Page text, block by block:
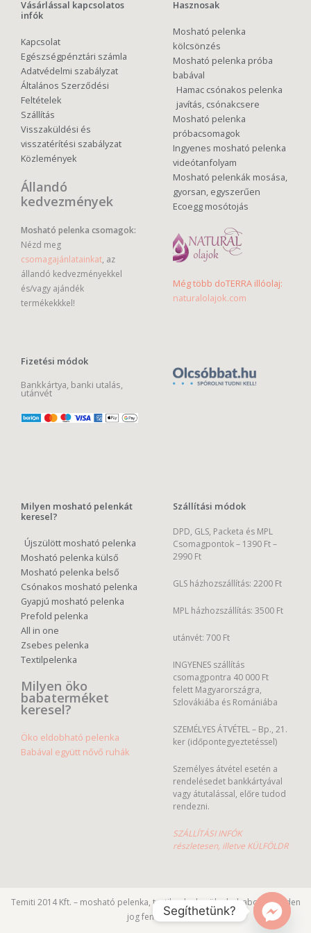
Vásárlással kapcsolatos
infók
Kapcsolat
Egészségpénztári számla
Adatvédelmi szabályzat
Általános Szerződési
Feltételek
Szállítás
Visszaküldési és
visszatérítési szabályzat
Közlemények
Állandó
kedvezmények
Mosható pelenka csomagok:
Nézd meg
csomagajánlatainkat, az
állandó kedvezményekkel
és/vagy ajándék
termékekkkel!
Fizetési módok
Bankkártya, banki utalás,
utánvét
Hasznosak
Mosható pelenka
kölcsönzés
Mosható pelenka próba
babával
Hamac csónakos pelenka
javítás, csónakcsere
Mosható pelenka
próbacsomagok
Ingyenes mosható pelenka
videótanfolyam
Mosható pelenkák mosása,
gyorsan, egyszerűen
Ecoegg mosótojás
Még több doTERRA illóolaj:
naturalolajok.com
Milyen mosható pelenkát
keresel?
Újszülött mosható pelenka
Mosható pelenka külső
Mosható pelenka belső
Csónakos mosható pelenka
Gyapjú mosható pelenka
Prefold pelenka
All in one
Zsebes pelenka
Textilpelenka
Milyen öko
babaterméket
keresel?
Öko eldobható pelenka
Babával együtt nővő ruhák
Szállítási módok
DPD, GLS, Packeta és MPL
Csomagpontok – 1390 Ft –
2990 Ft
GLS házhozszállítás: 2200 Ft
MPL házhozszállítás: 3500 Ft
utánvét: 700 Ft
INGYENES szállítás
csomagpontra 40 000 Ft
felett Magyarországra,
Szlovákiába és Romániába
SZEMÉLYES ÁTVÉTEL – Bp., 21.
ker (időpontegyeztetéssel)
Személyes átvétel esetén a
rendelésedet bankkártyával
vagy átutalással, előre tudod
rendezni.
SZÁLLÍTÁSI INFÓK
részletesen, illetve KÜLFÖLDR
Temiti 2014 Kft. – mosható pelenka, textil pelenka, öko bababolt – Minden
jog fenntartva.Segíthetünk?